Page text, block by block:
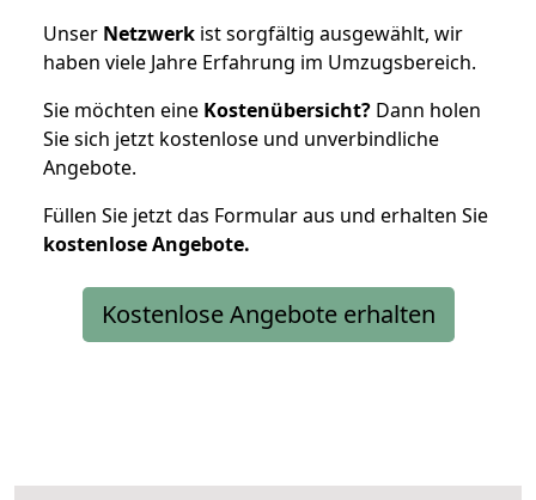
Unser Netzwerk ist sorgfältig ausgewählt, wir
haben viele Jahre Erfahrung im Umzugsbereich.
Sie möchten eine Kostenübersicht? Dann holen
Sie sich jetzt kostenlose und unverbindliche
Angebote.
Füllen Sie jetzt das Formular aus und erhalten Sie
kostenloseAngebote.
Kostenlose Angebote erhalten